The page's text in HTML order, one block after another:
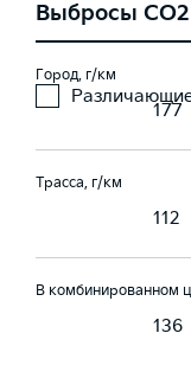
Выбросы CO2
Город, г/км
177
Трасса, г/км
112
В комбинированном
136